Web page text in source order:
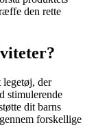
den rette
der
stimulerende
dit barns
forskellige